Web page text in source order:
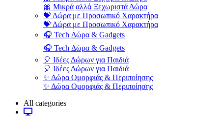
🎀 Μικρά αλλά Ξεχωριστά Δώρα
💝 Δώρα με Προσωπικό Χαρακτήρα
💝 Δώρα με Προσωπικό Χαρακτήρα
🎧 Tech Δώρα & Gadgets
🎧 Tech Δώρα & Gadgets
🎈 Ιδέες Δώρων για Παιδιά
🎈 Ιδέες Δώρων για Παιδιά
✨ Δώρα Ομορφιάς & Περιποίησης
✨ Δώρα Ομορφιάς & Περιποίησης
All categories